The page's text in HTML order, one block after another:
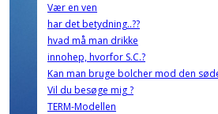
Vær en ven
har det betydning..??
hvad må man drikke
innohep, hvorfor S.C.?
Kan man bruge bolcher mod den
Vil du besøge mig ?
TERM-Modellen